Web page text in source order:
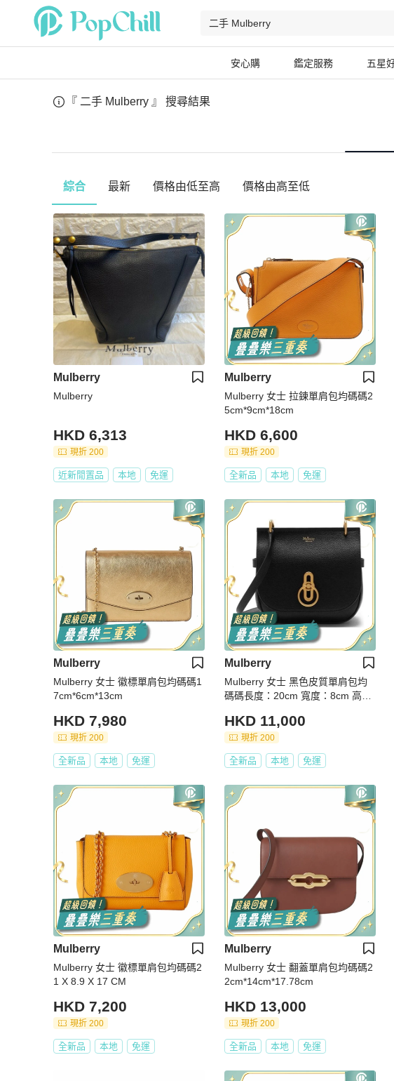
安心購 鑑定服務 五星
『 二手 Mulberry 』 搜尋結果
綜合 最新 價格由低至高 價格由高至低
Mulberry
Mulberry
HKD 6,313
現折 200
近新閒置品 本地 免運
Mulberry
Mulberry 女士 拉鍊單肩包均碼碼2
5cm*9cm*18cm
HKD 6,600
現折 200
全新品 本地 免運
Mulberry
Mulberry 女士 徽標單肩包均碼碼1
7cm*6cm*13cm
HKD 7,980
現折 200
全新品 本地 免運
Mulberry
Mulberry 女士 黑色皮質單肩包均
碼碼長度：20cm 寬度：8cm 高
HKD 11,000
現折 200
全新品 本地 免運
Mulberry
Mulberry 女士 徽標單肩包均碼碼2
1 X 8.9 X 17 CM
HKD 7,200
現折 200
全新品 本地 免運
Mulberry
Mulberry 女士 翻蓋單肩包均碼碼2
2cm*14cm*17.78cm
HKD 13,000
現折 200
全新品 本地 免運